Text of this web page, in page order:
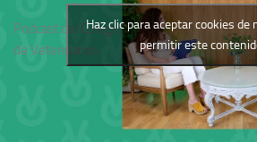
Podcast del Colegio
de Veterinarios
Haz clic para aceptar cookies de
permitir este